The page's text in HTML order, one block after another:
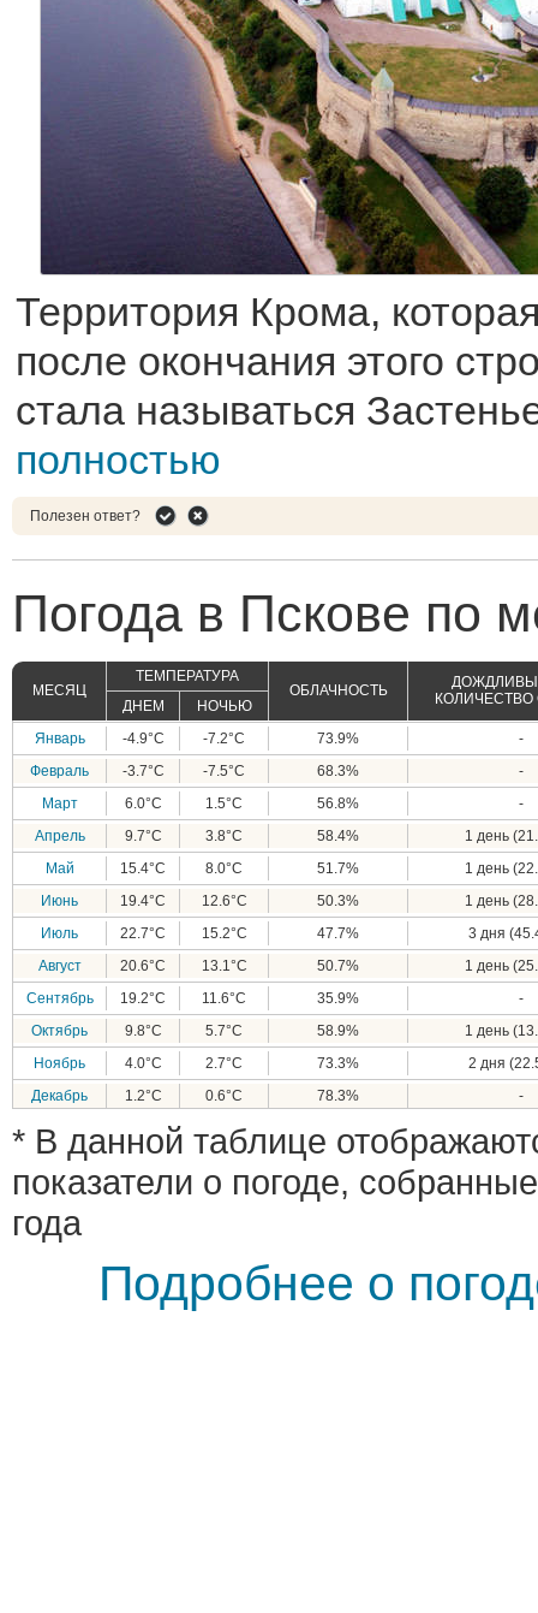
Территория Крома,
после окончания этого
стала называться
полностью
Полезен ответ?
Погода в Пскове по
МЕСЯЦ
ТЕМПЕРАТУРА
ОБЛАЧНОСТЬ
КОЛИЧЕСТВО
ДНЕМ
НОЧЬЮ
Январь
-4.9°C -7.2°C 73.9%
-
Февраль
-3.7°C -7.5°C 68.3%
-
Март
6.0°C 1.5°C 56.8%
-
Апрель
9.7°C 3.8°C 58.4%
1 день
Май
15.4°C 8.0°C 51.7%
1 день
Июнь
19.4°C 12.6°C 50.3%
1 день
Июль
22.7°C 15.2°C 47.7%
3 дня
Август
20.6°C 13.1°C 50.7%
1 день
Сентябрь
19.2°C 11.6°C 35.9%
-
Октябрь
9.8°C 5.7°C 58.9%
1 день
Ноябрь
4.0°C 2.7°C 73.3%
2 дня
Декабрь
1.2°C 0.6°C 78.3% -
* В данной таблице
показатели о погоде,
года
Подробнее о